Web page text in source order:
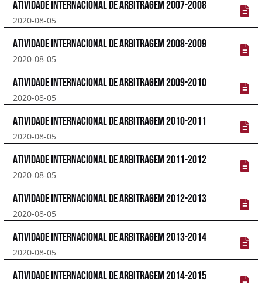
Atividade Internacional de Arbitragem 2007-2008
2020-08-05
Atividade Internacional de Arbitragem 2008-2009
2020-08-05
Atividade Internacional de Arbitragem 2009-2010
2020-08-05
Atividade Internacional de Arbitragem 2010-2011
2020-08-05
Atividade Internacional de Arbitragem 2011-2012
2020-08-05
Atividade Internacional de Arbitragem 2012-2013
2020-08-05
Atividade Internacional de Arbitragem 2013-2014
2020-08-05
Atividade Internacional de Arbitragem 2014-2015